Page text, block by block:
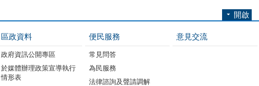
開啟
區政資料
政府資訊公開專區
於媒體辦理政策宣導執行
情形表
便民服務
常見問答
為民服務
法律諮詢及聲請調解
意見交流